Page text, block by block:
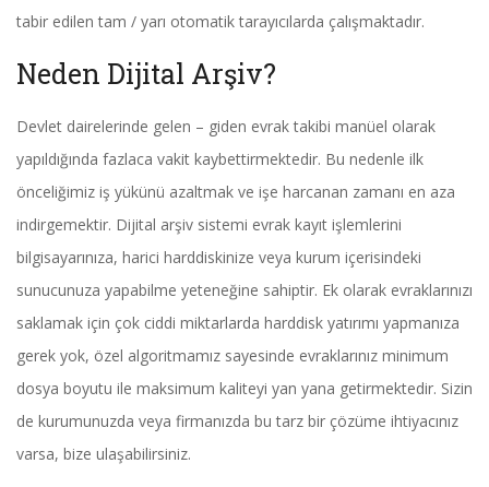
tabir edilen tam / yarı otomatik tarayıcılarda çalışmaktadır.
Neden Dijital Arşiv?
Devlet dairelerinde gelen – giden evrak takibi manüel olarak
yapıldığında fazlaca vakit kaybettirmektedir. Bu nedenle ilk
önceliğimiz iş yükünü azaltmak ve işe harcanan zamanı en aza
indirgemektir. Dijital arşiv sistemi evrak kayıt işlemlerini
bilgisayarınıza, harici harddiskinize veya kurum içerisindeki
sunucunuza yapabilme yeteneğine sahiptir. Ek olarak evraklarınızı
saklamak için çok ciddi miktarlarda harddisk yatırımı yapmanıza
gerek yok, özel algoritmamız sayesinde evraklarınız minimum
dosya boyutu ile maksimum kaliteyi yan yana getirmektedir. Sizin
de kurumunuzda veya firmanızda bu tarz bir çözüme ihtiyacınız
varsa, bize ulaşabilirsiniz.